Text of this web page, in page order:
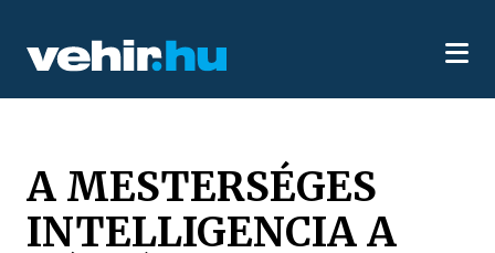
A MESTERSÉGES
INTELLIGENCIA A